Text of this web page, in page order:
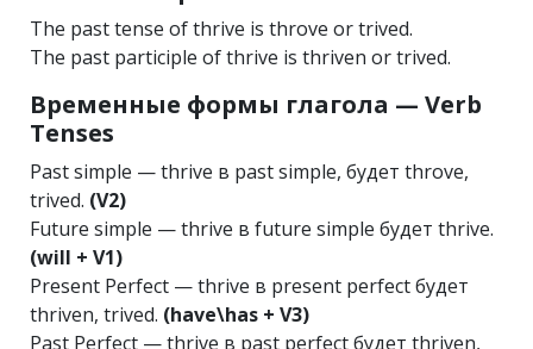
The past tense of thrive is throve or trived.
The past participle of thrive is thriven or trived.
Временные формы глагола — Verb
Tenses
Past simple — thrive в past simple, будет throve,
trived. (V2)
Future simple — thrive в future simple будет thrive.
(will + V1)
Present Perfect — thrive в present perfect будет
thriven, trived. (have\has + V3)
Past Perfect — thrive в past perfect будет thriven,